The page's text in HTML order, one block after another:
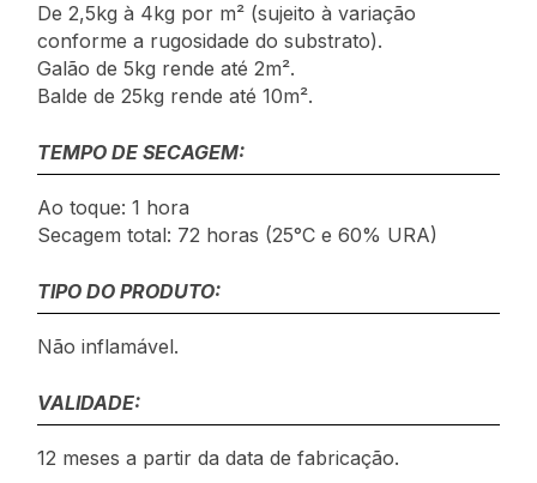
De 2,5kg à 4kg por m² (sujeito à variação
conforme a rugosidade do substrato).
Galão de 5kg rende até 2m².
Balde de 25kg rende até 10m².
TEMPO DE SECAGEM:
Ao toque: 1 hora
Secagem total: 72 horas (25°C e 60% URA)
TIPO DO PRODUTO:
Não inflamável.
VALIDADE:
12 meses a partir da data de fabricação.